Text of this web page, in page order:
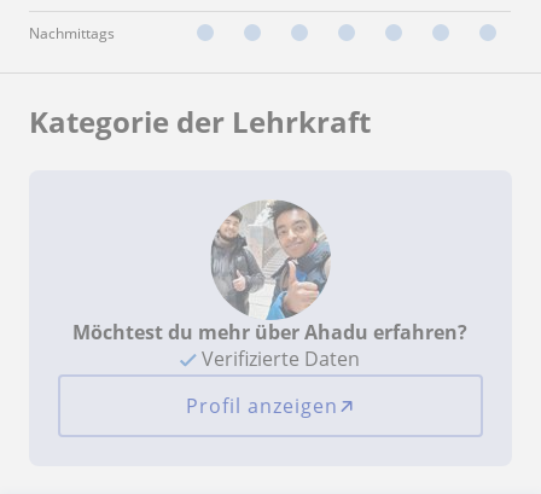
Nachmittags
Kategorie der Lehrkraft
Möchtest du mehr über Ahadu erfahren?
Verifizierte Daten
Profil anzeigen